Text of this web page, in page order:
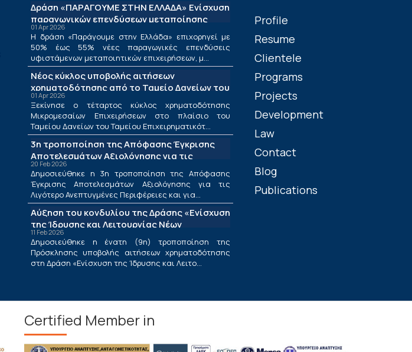
Δράση «ΠΑΡΑΓΟΥΜΕ ΣΤΗΝ ΕΛΛΑΔΑ» Ενίσχυση
παραγωγικών επενδύσεων μεταποίησης
01 Apr 2026
Η δράση «Παράγουμε στην Ελλάδα» επιχορηγεί με
50% έως 55% νέες παραγωγικές επενδύσεις
υφιστάμενων μεταποιητικών επιχειρήσεων, μ...
Νέος κύκλος υποβολής αιτήσεων
χρηματοδότησης από το Ταμείο Δανείων του
ΤΕΠΙΧ ΙΙΙ
01 Apr 2026
Ξεκίνησε ο τέταρτος κύκλος χρηματοδότησης
Μικρομεσαίων Επιχειρήσεων στο πλαίσιο του
Ταμείου Δανείων του Ταμείου Επιχειρηματικότ...
3η τροποποίηση της Απόφασης Έγκρισης
Αποτελεσμάτων Αξιολόγησης για τις
Λιγότερο Ανεπτυγμένες Περιφέρειες και για
τις Περιφέρειες Μετάβασης στο πλαίσιο της
Δράσης «Ενίσχυση της Ίδρυσης και
Λειτουργίας Νέων Μικρομεσαίων
Τουριστικών Επιχειρήσεων»
20 Feb 2026
Δημοσιεύθηκε η 3η τροποποίηση της Απόφασης
Έγκρισης Αποτελεσμάτων Αξιολόγησης για τις
Λιγότερο Ανεπτυγμένες Περιφέρειες και για...
Αύξηση του κονδυλίου της Δράσης «Ενίσχυση
της Ίδρυσης και Λειτουργίας Νέων
Μικρομεσαίων Τουριστικών Επιχειρήσεων»
11 Feb 2026
Δημοσιεύθηκε η ένατη (9η) τροποποίηση της
Πρόσκλησης υποβολής αιτήσεων χρηματοδότησης
στη Δράση «Ενίσχυση της Ίδρυσης και Λειτο...
Profile
Resume
Clientele
Programs
Projects
Development
Law
Contact
Blog
Publications
Certified Member in